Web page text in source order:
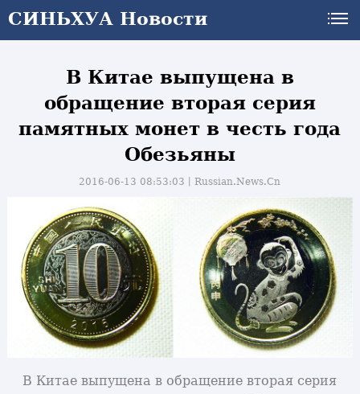
СИНЬХУА Новости
В Китае выпущена в
обращение вторая серия
памятных монет в честь года
Обезьяны
2016-06-13 08:53:03丨Russian.News.Cn
В Китае выпущена в обращение вторая серия